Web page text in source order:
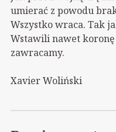
umierać z powodu
Wszystko wraca. Tak
Wstawili nawet koronę
zawracamy.
Xavier Woliński